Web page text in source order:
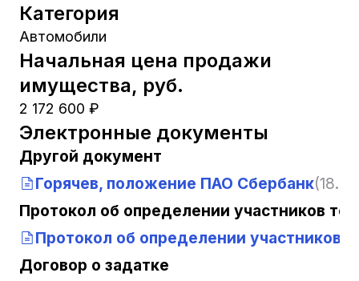
Категория
Автомобили
Начальная цена продажи
имущества, руб.
2 172 600 ₽
Электронные документы
Другой документ
Горячев, положение ПАО Сбербанк
Протокол об определении участников
Протокол об определении участников
Договор о задатке